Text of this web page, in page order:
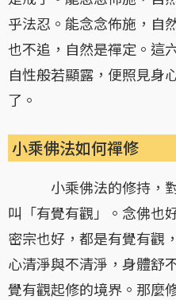
乎法忍。能念念佈施，自
也不追，自然是禪定。這
自性般若顯露，便照見身
了。
小乘佛法如何禪修
小乘佛法的修持，對
叫「有覺有觀」。念佛也
密宗也好，都是有覺有觀
心清淨與不清淨，身體舒
覺有觀起修的境界。那麼